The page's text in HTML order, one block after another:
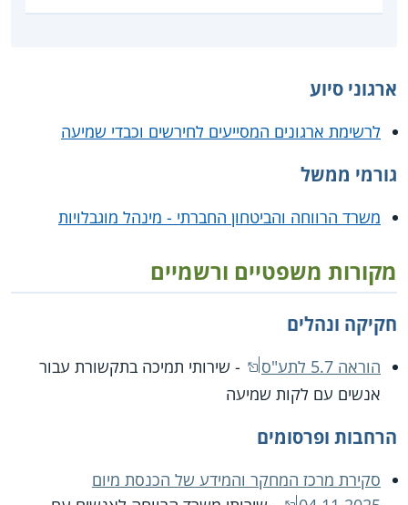
ארגוני סיוע
לרשימת ארגונים המסייעים לחירשים וכבדי שמיעה
גורמי ממשל
משרד הרווחה והביטחון החברתי - מינהל מוגבלויות
מקורות משפטיים ורשמיים
חקיקה ונהלים
הוראה 5.7 לתע"ס
- שירותי תמיכה בתקשורת עבור
אנשים עם לקות שמיעה
הרחבות ופרסומים
סקירת מרכז המחקר והמידע של הכנסת מיום